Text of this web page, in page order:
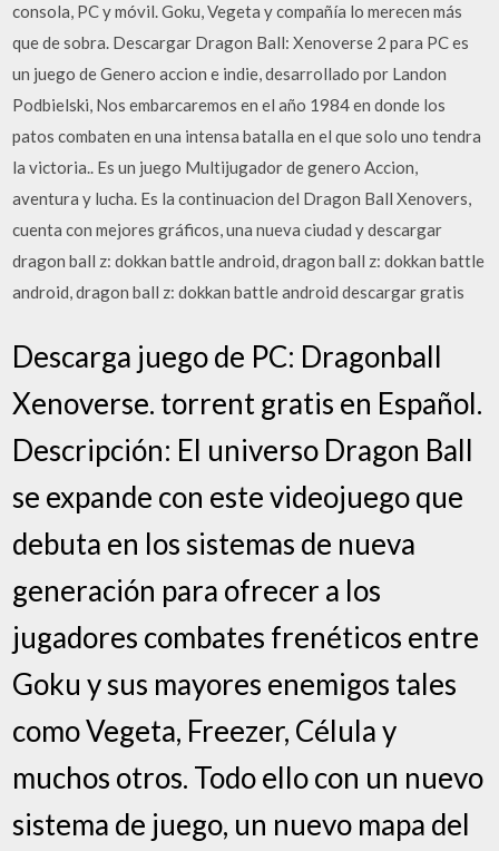
consola, PC y móvil. Goku, Vegeta y compañía lo merecen más
que de sobra. Descargar Dragon Ball: Xenoverse 2 para PC es
un juego de Genero accion e indie, desarrollado por Landon
Podbielski, Nos embarcaremos en el año 1984 en donde los
patos combaten en una intensa batalla en el que solo uno tendra
la victoria.. Es un juego Multijugador de genero Accion,
aventura y lucha. Es la continuacion del Dragon Ball Xenovers,
cuenta con mejores gráficos, una nueva ciudad y descargar
dragon ball z: dokkan battle android, dragon ball z: dokkan battle
android, dragon ball z: dokkan battle android descargar gratis
Descarga juego de PC: Dragonball
Xenoverse. torrent gratis en Español.
Descripción: El universo Dragon Ball
se expande con este videojuego que
debuta en los sistemas de nueva
generación para ofrecer a los
jugadores combates frenéticos entre
Goku y sus mayores enemigos tales
como Vegeta, Freezer, Célula y
muchos otros. Todo ello con un nuevo
sistema de juego, un nuevo mapa del